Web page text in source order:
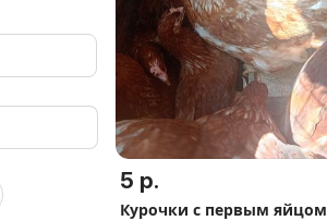
5 р.
Курочки с первым яйцом